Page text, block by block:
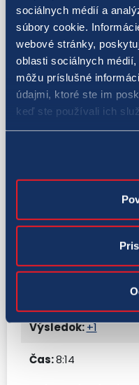
sociálnych médií a
súbory cookie.
webové stránky,
oblasti sociálnych
môžu príslušné
údajmi, ktoré ste im
keď ste používali ich
+1
8:12
+1
8:14